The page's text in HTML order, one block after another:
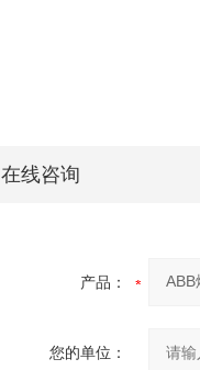
在线咨询
产品：
您的单位：